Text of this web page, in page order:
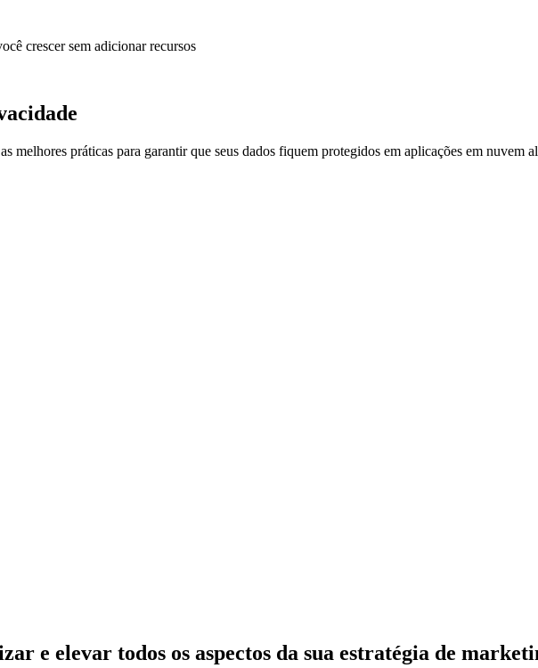
crescer sem adicionar recursos
melhores práticas para garantir que seus dados fiquem protegidos em aplicações em nuvem
e elevar todos os aspectos da sua estratégia de